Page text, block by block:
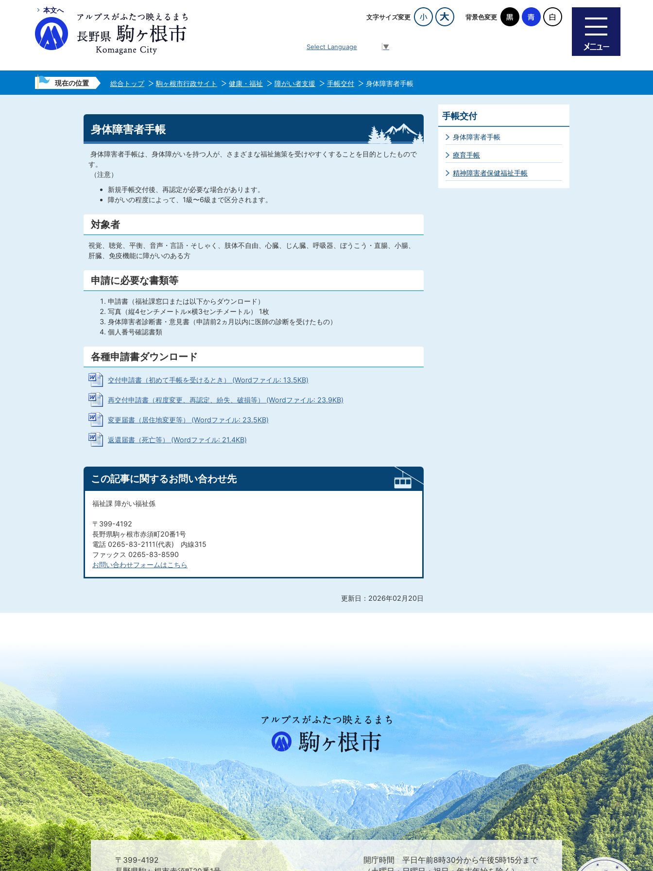
本文へ
文字サイズ変更 背景色変更
Select Language ▼
現在の位置 総合トップ 駒ヶ根市行政サイト 健康・福祉 障がい者支援 手帳交付 身体障害者手帳
身体障害者手帳
身体障害者手帳は、身体障がいを持つ人が、さまざまな福祉施策を受けやすくすることを目的としたもので
す。
（注意）
新規手帳交付後、再認定が必要な場合があります。
障がいの程度によって、1級〜6級まで区分されます。
対象者
視覚、聴覚、平衡、音声・言語・そしゃく、肢体不自由、心臓、じん臓、呼吸器、ぼうこう・直腸、小腸、
肝臓、免疫機能に障がいのある方
申請に必要な書類等
申請書（福祉課窓口または以下からダウンロード）
写真（縦4センチメートル×横3センチメートル） 1枚
身体障害者診断書・意見書（申請前2ヵ月以内に医師の診断を受けたもの）
個人番号確認書類
各種申請書ダウンロード
交付申請書（初めて手帳を受けるとき） (Wordファイル: 13.5KB)
再交付申請書（程度変更、再認定、紛失、破損等） (Wordファイル: 23.9KB)
変更届書（居住地変更等） (Wordファイル: 23.5KB)
返還届書（死亡等） (Wordファイル: 21.4KB)
この記事に関するお問い合わせ先
福祉課 障がい福祉係
〒399-4192
長野県駒ヶ根市赤須町20番1号
電話 0265-83-2111(代表) 内線315
ファックス 0265-83-8590
お問い合わせフォームはこちら
更新日：2026年02月20日
手帳交付
身体障害者手帳
療育手帳
精神障害者保健福祉手帳
ア
ル
た
つ
映
え
る
ま
ち
駒
ヶ
根
市
〒399-4192
開庁時間 平日午前8時30分から午後5時15分まで